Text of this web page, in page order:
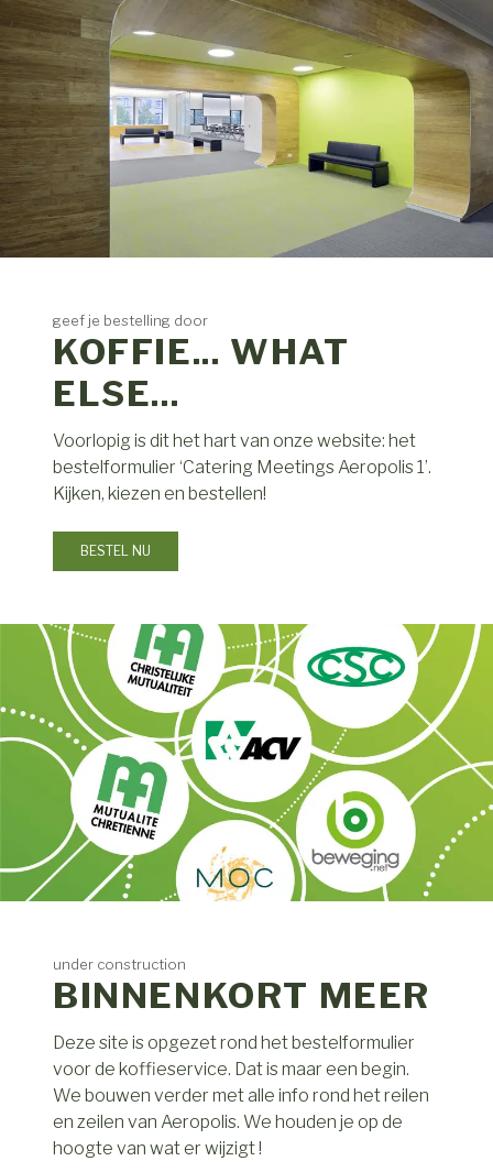
geef je bestelling door
KOFFIE... WHAT
ELSE...
Voorlopig is dit het hart van onze website: het
bestelformulier ‘Catering Meetings Aeropolis 1’.
Kijken, kiezen en bestellen!
BESTEL NU
under construction
BINNENKORT MEER
Deze site is opgezet rond het bestelformulier
voor de koffieservice. Dat is maar een begin.
We bouwen verder met alle info rond het reilen
en zeilen van Aeropolis. We houden je op de
hoogte van wat er wijzigt !